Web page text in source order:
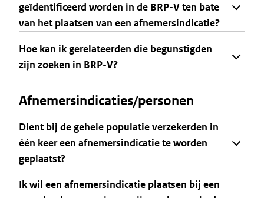
geïdentificeerd worden in de BRP-V ten bate
van het plaatsen van een afnemersindicatie?
Hoe kan ik gerelateerden die begunstigden
zijn zoeken in BRP-V?
Afnemersindicaties/personen
Dient bij de gehele populatie verzekerden in
één keer een afnemersindicatie te worden
geplaatst?
Ik wil een afnemersindicatie plaatsen bij een